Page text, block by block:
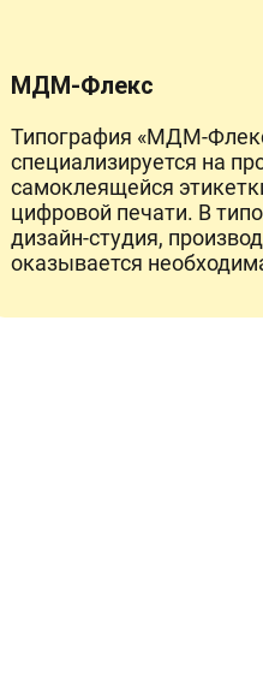
МДМ-Флекс
Типография «МДМ-
специализируется на
самоклеящейся
цифровой печати. В
дизайн-студия,
оказывается